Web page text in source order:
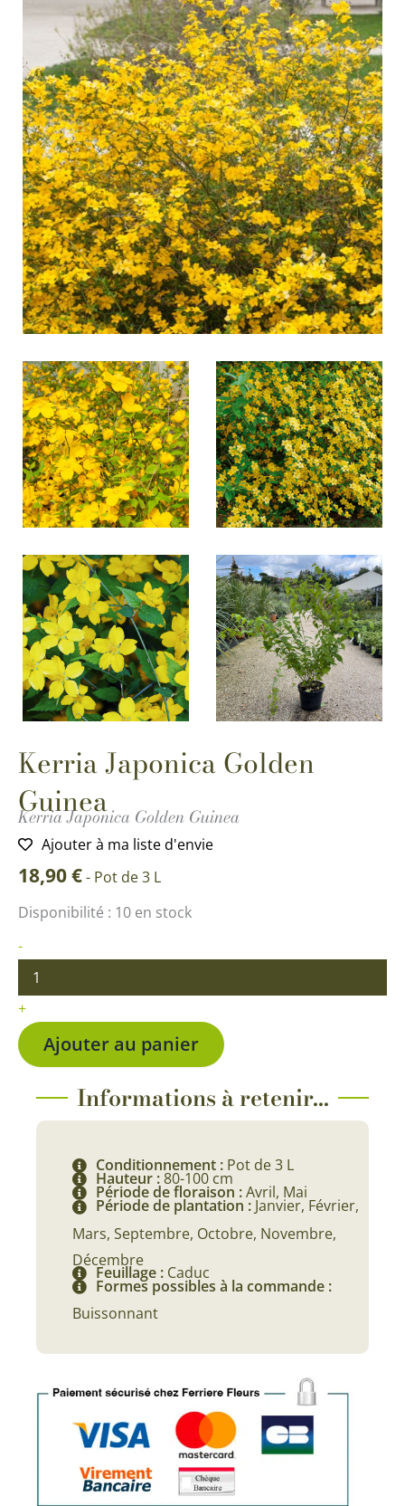
Kerria Japonica Golden
Guinea
Kerria Japonica Golden Guinea
Ajouter à ma liste d'envie
18,90€- Pot de 3 L
Disponibilité : 10 en stock
-
quantité
Kerria
Japonica
Golden
Guinea
+
Ajouter au panier
Informations à retenir...
Conditionnement : Pot de 3 L
Hauteur :80-100 cm
Période de floraison :Avril, Mai
Période de plantation : Janvier, Février,
Mars, Septembre, Octobre, Novembre,
Décembre
Feuillage : Caduc
Formes possibles à la commande :
Buissonnant